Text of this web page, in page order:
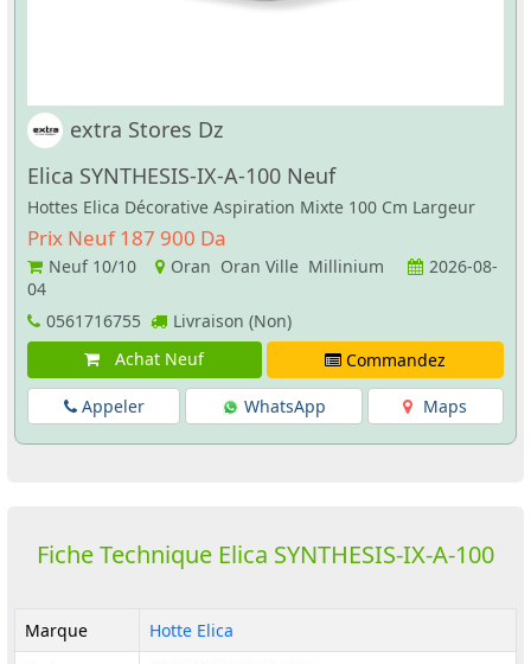
extra Stores Dz
Elica SYNTHESIS-IX-A-100 Neuf
Hottes Elica Décorative Aspiration Mixte 100 Cm Largeur
Prix Neuf 187 900 Da
Neuf 10/10 Oran Oran Ville Millinium
2026-08-
04
0561716755
Livraison (Non)
Achat Neuf
Commandez
Appeler WhatsApp Maps
Fiche Technique Elica SYNTHESIS-IX-A-100
Marque
Hotte Elica